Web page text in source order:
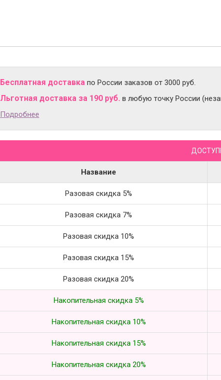
Бесплатная доставка по России заказов от 3000 руб.
Льготная доставка за 190 руб. в любую точку России
Подробнее
Название
Разовая скидка 5%
Разовая скидка 7%
Разовая скидка 10%
Разовая скидка 15%
Разовая скидка 20%
Накопительная скидка 5%
Накопительная скидка 10%
Накопительная скидка 15%
Накопительная скидка 20%